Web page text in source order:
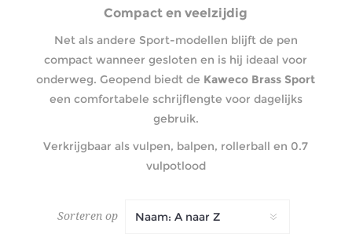
Compact en veelzijdig
Net als andere Sport-modellen blijft de pen
compact wanneer gesloten en is hij ideaal voor
onderweg. Geopend biedt de Kaweco Brass Sport
een comfortabele schrijflengte voor dagelijks
gebruik.
Verkrijgbaar als vulpen, balpen, rollerball en 0.7
vulpotlood
Sorteren op